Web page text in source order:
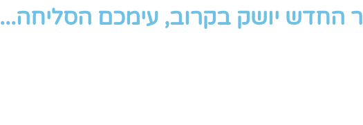
החדש יושק בקרוב, עימכם הסליחה...